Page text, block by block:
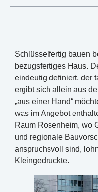
Schlüsselfertig bauen
bezugsfertiges Haus.
eindeutig definiert, der
ergibt sich allein aus
„aus einer Hand“
was im Angebot
Raum Rosenheim, wo
und regionale
anspruchsvoll sind,
Kleingedruckte.